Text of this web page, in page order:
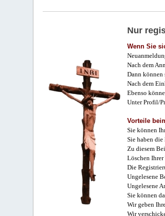
Nur
Wenn Sie
Nach dem
Dann können
Nach dem
Ebenso
Unter Profil/
Vorteile
Sie können
Sie haben
Zu diesem
Löschen
Die
Ungelesene
Ungelesene
Sie können
Wir geben
Wir